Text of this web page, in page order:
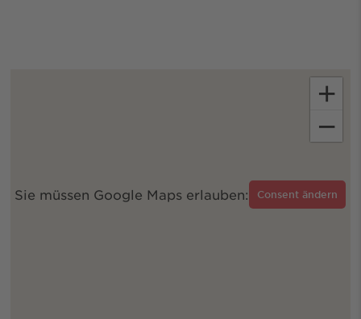
Sie müssen Google Maps erlauben: Consent ändern
+
−